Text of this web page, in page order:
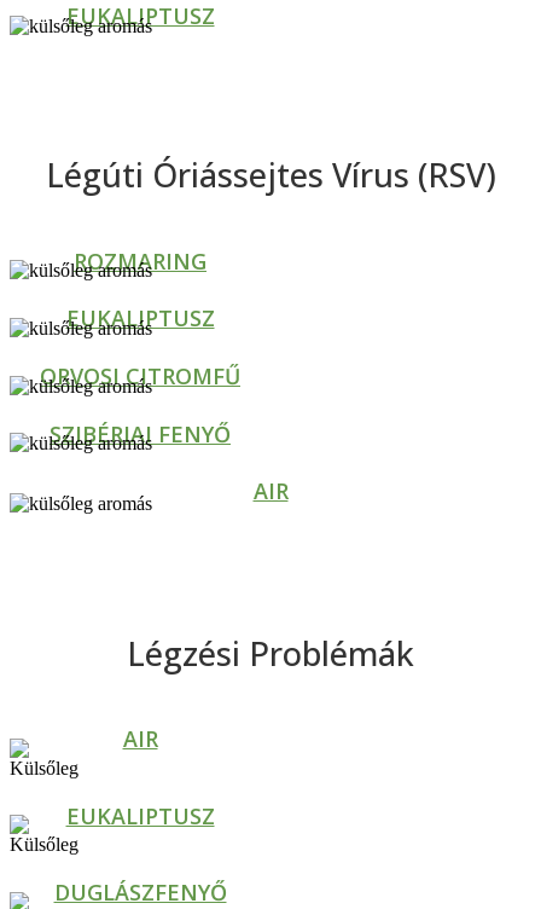
EUKALIPTUSZ
Légúti Óriássejtes Vírus (RSV)
ROZMARING
EUKALIPTUSZ
ORVOSI CITROMFŰ
SZIBÉRIAI FENYŐ
AIR
Légzési Problémák
AIR
EUKALIPTUSZ
DUGLÁSZFENYŐ